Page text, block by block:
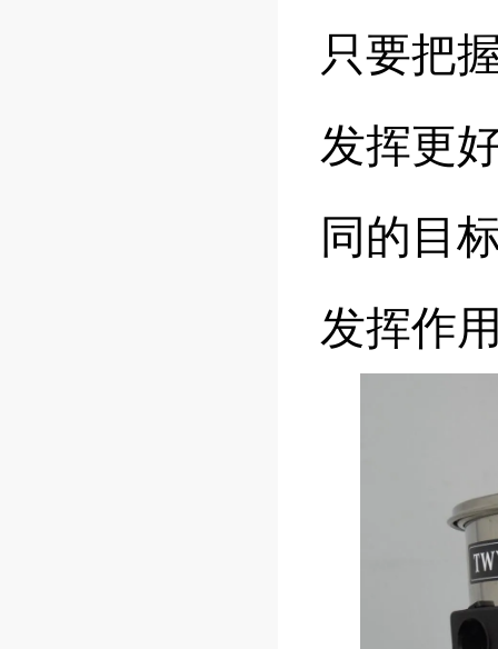
只要把
发挥更
同的目
发挥作